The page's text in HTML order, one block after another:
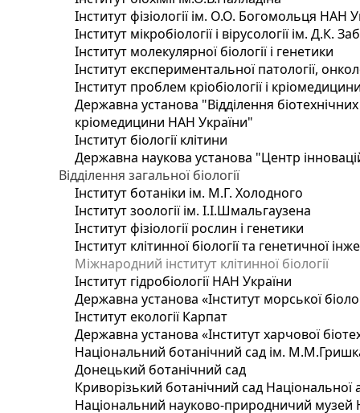
Інститут фізіології ім. О.О. Богомольця НАН
Інститут мікробіології і вірусології ім. Д.К.
Інститут молекулярної біології і генетики
Інститут експериментальної патології,
Інститут проблем кріобіології і
Державна установа "Відділення
кріомедицини НАН України"
Інститут біології клітини
Державна наукова установа "Центр
Відділення загальної біології
Інститут ботаніки ім. М.Г. Холодного
Інститут зоології ім. І.І.Шмальгаузена
Інститут фізіології рослин і генетики
Інститут клітинної біології та генетичної
Міжнародний інститут клітинної біології
Інститут гідробіології НАН України
Державна установа «Інститут морської
Інститут екології Карпат
Державна установа «Інститут харчової
Національний ботанічний сад ім.
Донецький ботанічний сад
Криворізький ботанічний сад Національної
Національний науково-природничий музей